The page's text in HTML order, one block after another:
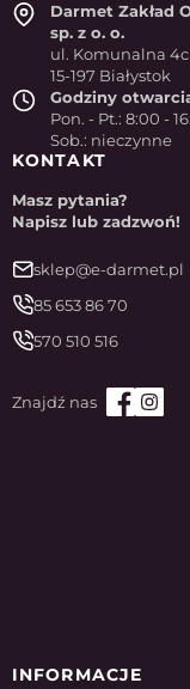
Darmet Zakład
sp. z o. o.
ul. Komunalna 4c
15-197 Białystok
Godziny
Pon. - Pt.: 8:00 -
Sob.: nieczynne
KONTAKT
Masz pytania?
Napisz lub zadzwoń!
sklep@e-darmet.pl
85 653 86 70
570 510 516
INFORMACJE